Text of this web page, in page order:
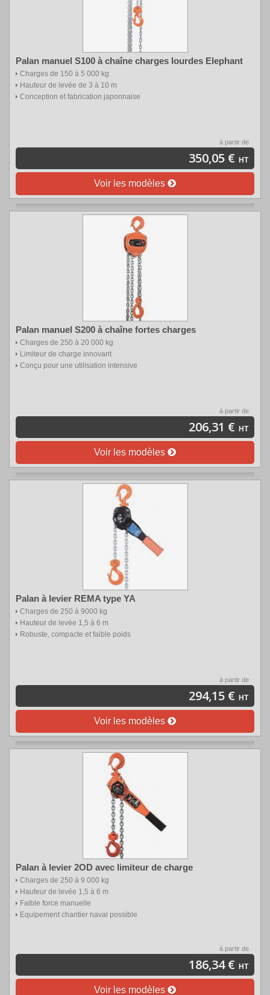
Palan manuel S100 à chaîne charges lourdes Elephant
Charges de 150 à 5 000 kg
Hauteur de levée de 3 à 10 m
Conception et fabrication japonnaise
à partir de
350,05 € HT
Voir les modèles
Palan manuel S200 à chaîne fortes charges
Charges de 250 à 20 000 kg
Limiteur de charge innovant
Conçu pour une utilisation intensive
à partir de
206,31 € HT
Voir les modèles
Palan à levier REMA type YA
Charges de 250 à 9000 kg
Hauteur de levée 1,5 à 6 m
Robuste, compacte et faible poids
à partir de
294,15 € HT
Voir les modèles
Palan à levier 2OD avec limiteur de charge
Charges de 250 à 9 000 kg
Hauteur de levée 1,5 à 6 m
Faible force manuelle
Equipement chantier naval possible
à partir de
186,34 € HT
Voir les modèles